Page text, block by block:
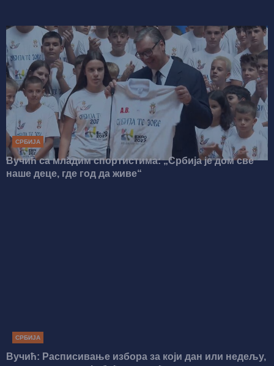
СРБИЈА
Вучић са младим спортистима: „Србија је дом све
наше деце, где год да живе“
СРБИЈА
Вучић: Расписивање избора за који дан или недељу,